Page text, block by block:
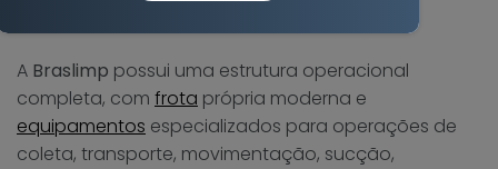
A Braslimp possui uma estrutura operacional
completa, com frota própria moderna e
equipamentos especializados para operações de
coleta, transporte, movimentação, sucção,